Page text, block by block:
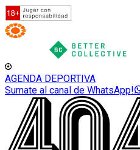
AGENDA DEPORTIVA
Sumate al canal de WhatsApp!